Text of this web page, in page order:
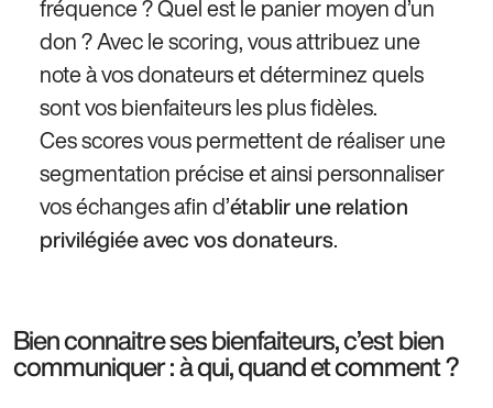
fréquence ? Quel est le panier moyen d’un
don ? Avec le scoring, vous attribuez une
note à vos donateurs et déterminez quels
sont vos bienfaiteurs les plus fidèles.
Ces scores vous permettent de réaliser une
segmentation précise et ainsi personnaliser
vos échanges afin d’établir une relation
privilégiée avec vos donateurs.
Bien connaitre ses bienfaiteurs, c’est bien
communiquer : à qui, quand et comment ?